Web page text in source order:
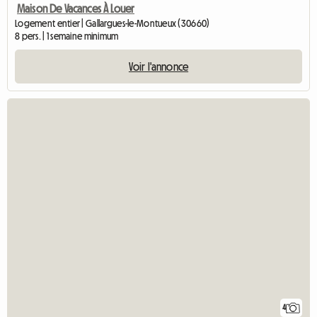
Maison De Vacances À Louer
Logement entier | Gallargues-le-Montueux (30660)
8 pers. | 1 semaine minimum
Voir l'annonce
4